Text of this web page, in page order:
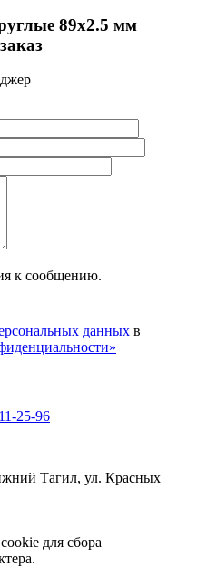
89x2.5 мм
к сообщению.
данных в
25-96
Тагил, ул. Красных
для сбора